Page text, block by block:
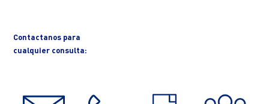
Contactanos para
cualquier consulta: